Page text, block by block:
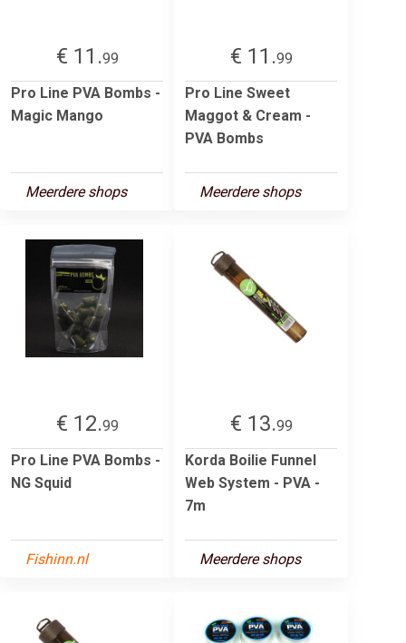
€ 11.99
Pro Line PVA Bombs -
Magic Mango
Meerdere shops
€ 11.99
Pro Line Sweet
Maggot & Cream -
PVA Bombs
Meerdere shops
€ 12.99
Pro Line PVA Bombs -
NG Squid
Fishinn.nl
€ 13.99
Korda Boilie Funnel
Web System - PVA -
7m
Meerdere shops